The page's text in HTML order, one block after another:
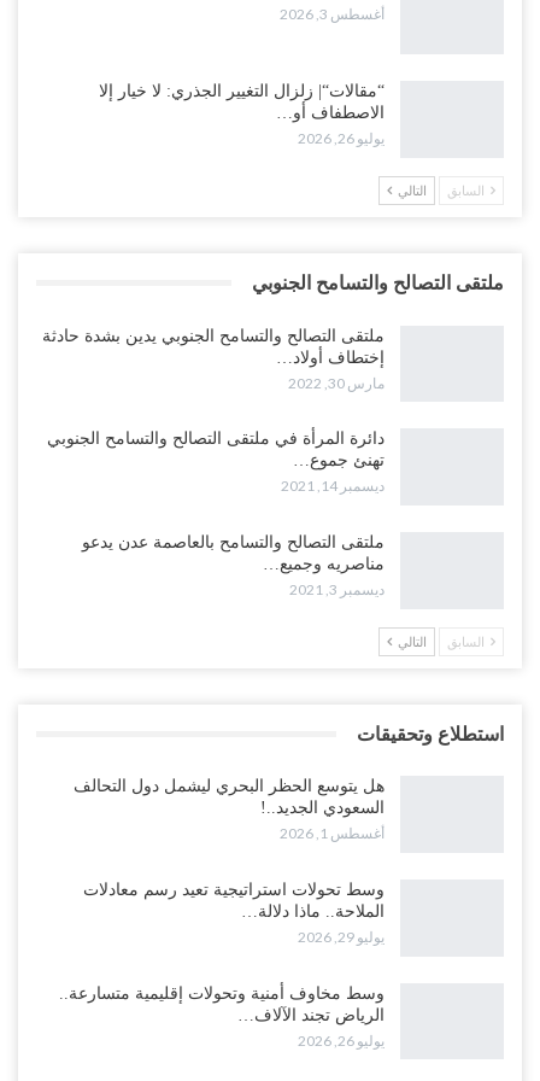
أغسطس 3, 2026
“مقالات“| زلزال التغيير الجذري: لا خيار إلا
الاصطفاف أو…
يوليو 26, 2026
السابق التالي
ملتقى التصالح والتسامح الجنوبي
ملتقى التصالح والتسامح الجنوبي يدين بشدة حادثة
إختطاف أولاد…
مارس 30, 2022
دائرة المرأة في ملتقى التصالح والتسامح الجنوبي
تهنئ جموع…
ديسمبر 14, 2021
ملتقى التصالح والتسامح بالعاصمة عدن يدعو
مناصريه وجميع…
ديسمبر 3, 2021
السابق التالي
استطلاع وتحقيقات
هل يتوسع الحظر البحري ليشمل دول التحالف
السعودي الجديد..!
أغسطس 1, 2026
وسط تحولات استراتيجية تعيد رسم معادلات
الملاحة.. ماذا دلالة…
يوليو 29, 2026
وسط مخاوف أمنية وتحولات إقليمية متسارعة..
الرياض تجند الآلاف…
يوليو 26, 2026